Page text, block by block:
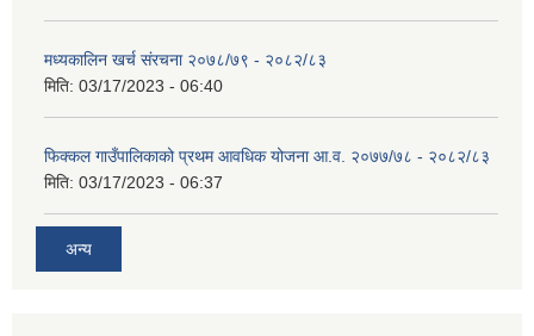
मध्यकालिन खर्च संरचना २०७८/७९ - २०८२/८३
मिति: 03/17/2023 - 06:40
फिक्कल गाउँपालिकाको प्रथम आवधिक योजना आ.व. २०७७/७८ - २०८२/८३
मिति: 03/17/2023 - 06:37
अन्य